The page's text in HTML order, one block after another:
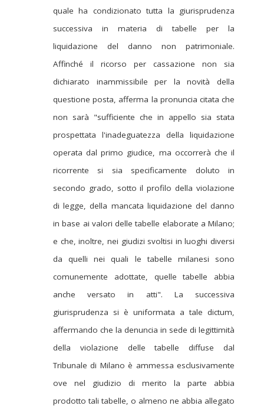
quale ha condizionato tutta la giurisprudenza
successiva in materia di tabelle per la
liquidazione del danno non patrimoniale.
Affinché il ricorso per cassazione non sia
dichiarato inammissibile per la novità della
questione posta, afferma la pronuncia citata che
non sarà "sufficiente che in appello sia stata
prospettata l'inadeguatezza della liquidazione
operata dal primo giudice, ma occorrerà che il
ricorrente si sia specificamente doluto in
secondo grado, sotto il profilo della violazione
di legge, della mancata liquidazione del danno
in base ai valori delle tabelle elaborate a Milano;
e che, inoltre, nei giudizi svoltisi in luoghi diversi
da quelli nei quali le tabelle milanesi sono
comunemente adottate, quelle tabelle abbia
anche versato in atti". La successiva
giurisprudenza si è uniformata a tale dictum,
affermando che la denuncia in sede di legittimità
della violazione delle tabelle diffuse dal
Tribunale di Milano è ammessa esclusivamente
ove nel giudizio di merito la parte abbia
prodotto tali tabelle, o almeno ne abbia allegato